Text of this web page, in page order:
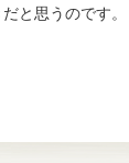
と思うのです。